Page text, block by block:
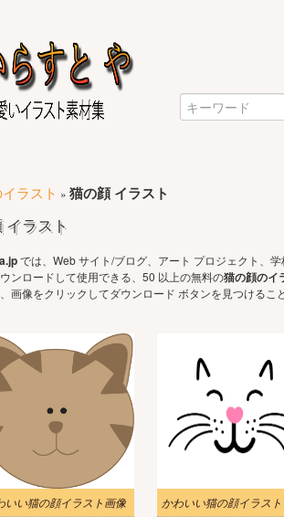
ラスト » 猫の顔 イラスト
イラスト
では、Web サイト/ブログ、アート プロジェクト、
ンロードして使用できる、50 以上の無料の猫の顔のイ
画像をクリックしてダウンロード ボタンを見つける
いい猫の顔イラスト画像 かわいい猫の顔イラスト